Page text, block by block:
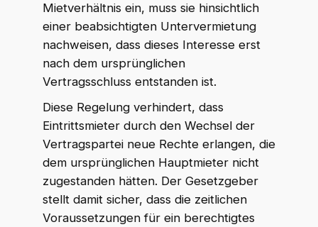
Mietverhältnis ein, muss sie hinsichtlich
einer beabsichtigten Untervermietung
nachweisen, dass dieses Interesse erst
nach dem ursprünglichen
Vertragsschluss entstanden ist.
Diese Regelung verhindert, dass
Eintrittsmieter durch den Wechsel der
Vertragspartei neue Rechte erlangen, die
dem ursprünglichen Hauptmieter nicht
zugestanden hätten. Der Gesetzgeber
stellt damit sicher, dass die zeitlichen
Voraussetzungen für ein berechtigtes